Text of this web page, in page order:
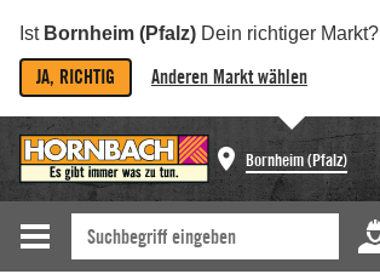
Ist Bornheim (Pfalz) Dein richtiger Markt?
JA, RICHTIG Anderen Markt wählen
Bornheim (Pfalz)